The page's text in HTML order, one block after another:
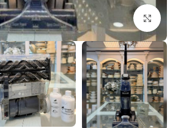
بزرگنمایی تصویر